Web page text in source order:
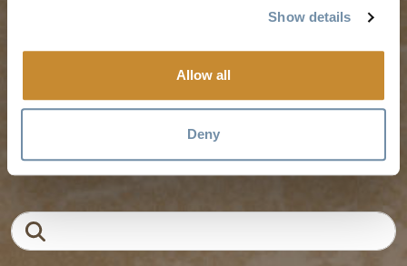
Show details
Allow all
Deny
金色旅游区位于塞克韦佩姆克人（Secwépemc）和克图纳
克萨人（Ktunaxa）的未受保护的土地上，也是不列颠哥伦